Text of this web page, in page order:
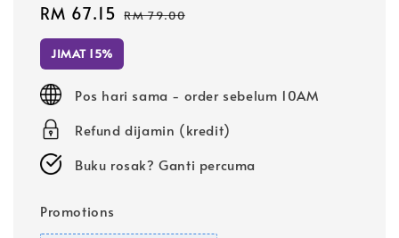
Sale
price
RM 67.15 Regular
RM 79.00
JIMAT 15%
Pos hari sama - order sebelum 10AM
Refund dijamin (kredit)
Buku rosak? Ganti percuma
Promotions